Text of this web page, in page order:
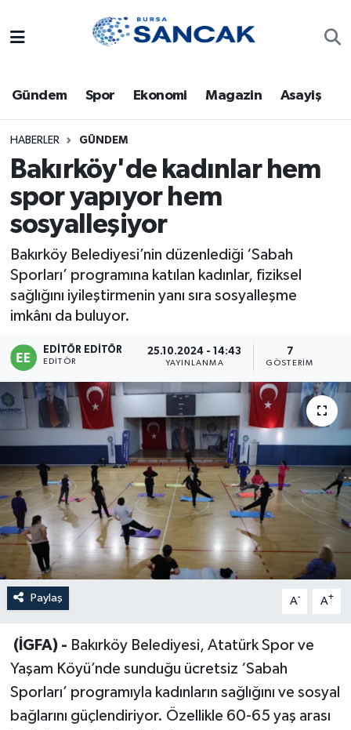
Gündem Spor Ekonomi Magazin Asayiş
HABERLER GÜNDEM
Bakırköy'de kadınlar hem
spor yapıyor hem
sosyalleşiyor
Bakırköy Belediyesi’nin düzenlediği ‘Sabah
Sporları’ programına katılan kadınlar, fiziksel
sağlığını iyileştirmenin yanı sıra sosyalleşme
imkânı da buluyor.
EDITÖR EDITÖR
EDITÖR
25.10.2024 - 14:43
YAYINLANMA
7
GÖSTERIM
Paylaş A- A+
(İGFA) - Bakırköy Belediyesi, Atatürk Spor ve
Yaşam Köyü’nde sunduğu ücretsiz ‘Sabah
Sporları’ programıyla kadınların sağlığını ve sosyal
bağlarını güçlendiriyor. Özellikle 60-65 yaş arası
Bursa
Dünya
Eğitim
Ekonomi
Genel
Gündem
Sağlık
Siyaset
Spor
Türkiye
Trafik Durumu
Süper Lig Puan Durumu ve Fikstür
Tüm Manşetler
Son Dakika Haberleri
Haber Arşivi